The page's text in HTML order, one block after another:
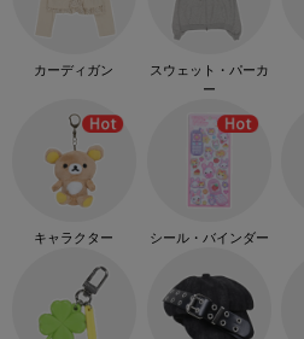
カーディガン
スウェット・パーカ
ー
キャラクター シール・バインダー